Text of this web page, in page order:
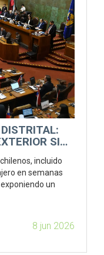
SIN
incluido
en semanas
un
8 jun 2026